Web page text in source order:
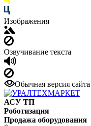
Изображения
Озвучивание текста
Обычная версия сайта
АСУ ТП
Роботизация
Продажа оборудования